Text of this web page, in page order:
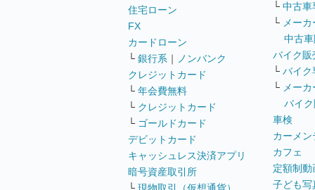
住宅ローン
FX
カードローン
└ 銀行系 ｜
ノンバンク
クレジットカード
└ 年会費無料
└ クレジットカード
└ ゴールドカード
デビットカード
キャッシュレス決済アプリ
暗号資産取引所
└ 中古車
└ メー
中古車
バイク販
└ バイク
└ メー
バイク
車検
カーメ
カフェ
定額制
子ども写